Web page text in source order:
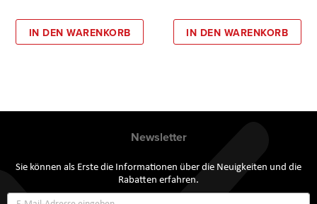
IN DEN WARENKORB IN DEN WARENKORB
Newsletter
Sie können als Erste die Informationen über die Neuigkeiten und die
Rabatten erfahren.